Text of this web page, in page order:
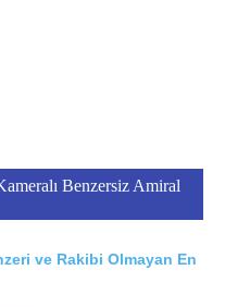
Benzersiz Amiral
ve Rakibi Olmayan En